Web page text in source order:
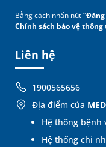
Liên hệ
1900565656
Địa điểm của
Hệ thống bệnh
Hệ thống chi
Bằng cách nhấn nút“Đăng
Chính sách bảo vệ thông